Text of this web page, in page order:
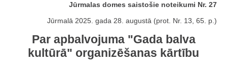
Jūrmalas domes saistošie noteikumi Nr. 27
Jūrmalā 2025. gada 28. augustā (prot. Nr. 13, 65. p.)
Par apbalvojuma "Gada balva
kultūrā" organizēšanas kārtību